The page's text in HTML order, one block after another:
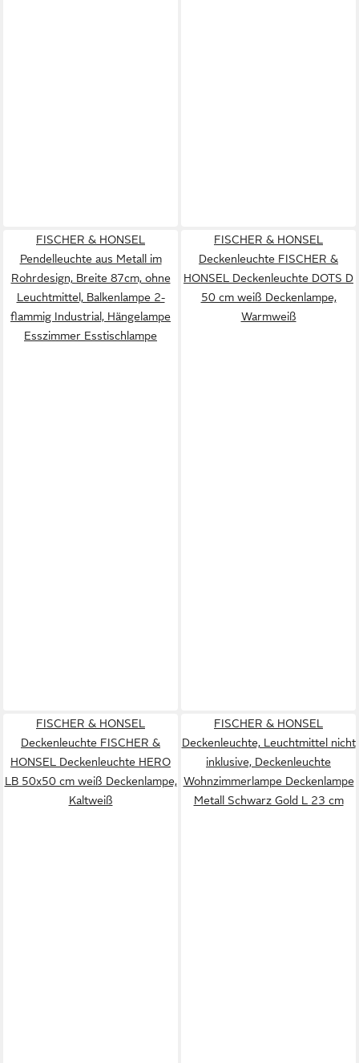
FISCHER & HONSEL
Pendelleuchte aus Metall im
Rohrdesign, Breite 87cm, ohne
Leuchtmittel, Balkenlampe 2-
flammig Industrial, Hängelampe
Esszimmer Esstischlampe
FISCHER & HONSEL
Deckenleuchte FISCHER &
HONSEL Deckenleuchte DOTS D
50 cm weiß Deckenlampe,
Warmweiß
FISCHER & HONSEL
Deckenleuchte FISCHER &
HONSEL Deckenleuchte HERO
LB 50x50 cm weiß Deckenlampe,
Kaltweiß
FISCHER & HONSEL
Deckenleuchte, Leuchtmittel nicht
inklusive, Deckenleuchte
Wohnzimmerlampe Deckenlampe
Metall Schwarz Gold L 23 cm